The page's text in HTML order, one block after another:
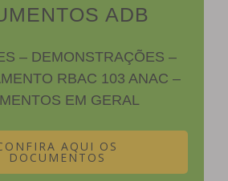
ADB
– DEMONSTRAÇÕES –
RBAC 103 ANAC –
EM GERAL
AQUI OS
DOCUMENTOS